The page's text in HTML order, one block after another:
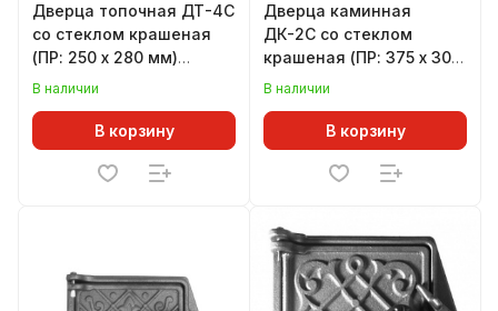
Дверца топочная ДТ-4С
со стеклом крашеная
(ПР: 250 х 280 мм)
ЛИТКОМ
В наличии
В корзину
Дверца каминная
ДК-2С со стеклом
крашеная (ПР: 375 х 300
мм) ЛИТКОМ
В наличии
В корзину